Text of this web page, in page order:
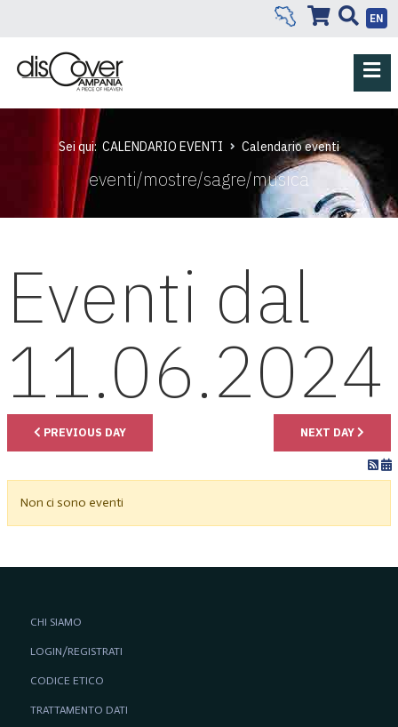
EN
Sei qui: CALENDARIO EVENTI Calendario eventi
eventi/mostre/sagre/musica
Eventi dal
11.06.2024
PREVIOUS DAY NEXT DAY
Non ci sono eventi
CHI SIAMO
LOGIN/REGISTRATI
CODICE ETICO
TRATTAMENTO DATI